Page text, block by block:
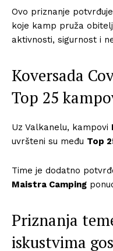
Ovo priznanje
koje kamp pruža
aktivnosti, sigurnost i
Koversada
Top 25
Uz Valkanelu, kampovi
uvršteni su među Top
Time je dodatno
Maistra Camping
Priznanja
iskustvima